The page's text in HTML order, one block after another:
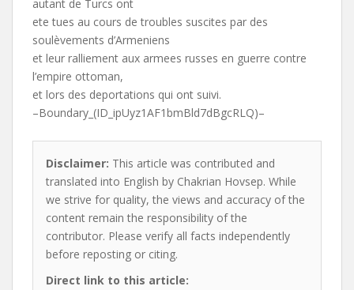
autant de Turcs ont
ete tues au cours de troubles suscites par des
soulèvements d’Armeniens
et leur ralliement aux armees russes en guerre contre
l’empire ottoman,
et lors des deportations qui ont suivi.
–Boundary_(ID_ipUyz1AF1bmBld7dBgcRLQ)–
Disclaimer: This article was contributed and
translated into English by Chakrian Hovsep. While
we strive for quality, the views and accuracy of the
content remain the responsibility of the
contributor. Please verify all facts independently
before reposting or citing.
Direct link to this article: